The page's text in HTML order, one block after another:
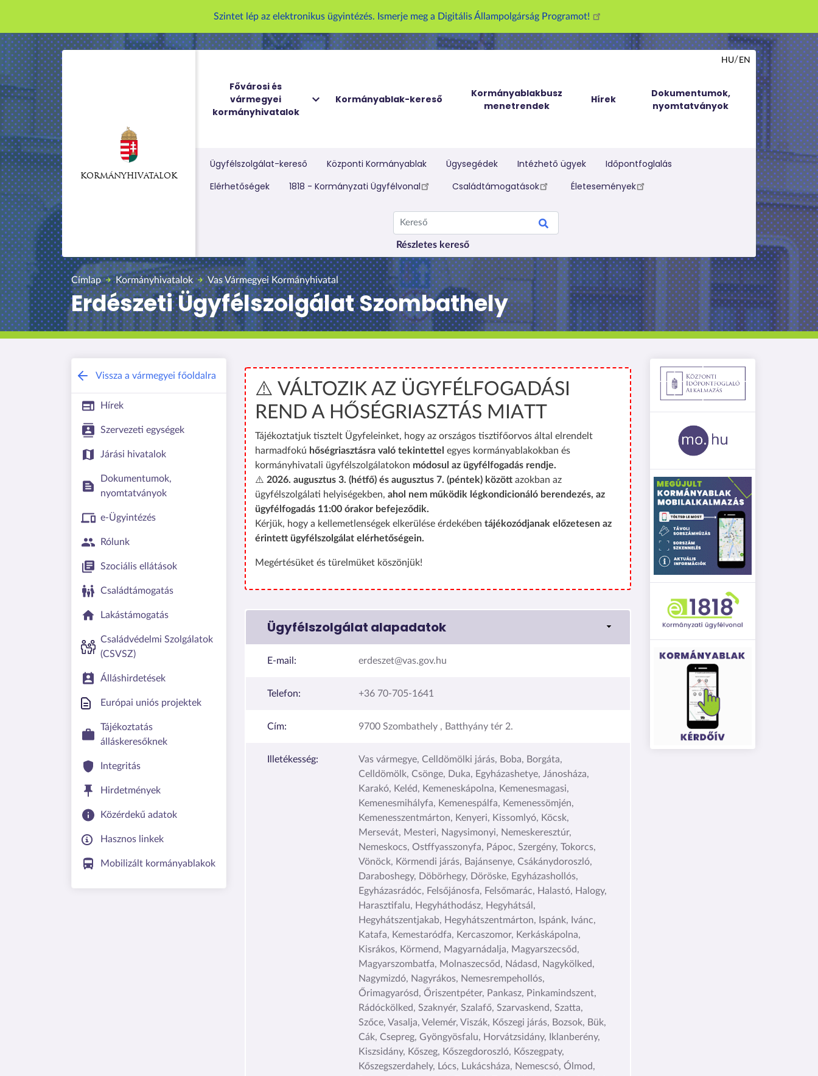
r
t
a
o
r
a
Szintet lép az elektronikus ügyintézés. Ismerje meg a Digitális Állampolgárság Programot!
KORMÁNYHIVATALOK
Fővárosi és
vármegyei
kormányhivatalok
Kormányablak-kereső
Kormányablakbusz
menetrendek
Hírek
Dokumentumok,
nyomtatványok
HU EN
Kereső melletti menü
Ügyfélszolgálat-kereső Központi Kormányablak Ügysegédek Intézhető ügyek
Időpontfoglalás
Elérhetőségek
1818 - Kormányzati Ügyfélvonal Családtámogatások Életesemények
Kereső
Részletes kereső
Címlap Kormányhivatalok Vas Vármegyei Kormányhivatal
Erdészeti Ügyfélszolgálat Szombathely
Vissza a vármegyei főoldalra
Hírek
Szervezeti egységek
Járási hivatalok
Dokumentumok,
nyomtatványok
e-Ügyintézés
Rólunk
Szociális ellátások
Családtámogatás
Lakástámogatás
Családvédelmi Szolgálatok
(CSVSZ)
Álláshirdetések
Európai uniós projektek
Tájékoztatás
álláskeresőknek
Integritás
Hirdetmények
Közérdekű adatok
Hasznos linkek
Mobilizált kormányablakok
⚠️ VÁLTOZIK AZ ÜGYFÉLFOGADÁSI
REND A HŐSÉGRIASZTÁS MIATT
Tájékoztatjuk tisztelt Ügyfeleinket, hogy az országos tisztifőorvos által elrendelt
harmadfokú hőségriasztásra való tekintettel egyes kormányablakokban és
kormányhivatali ügyfélszolgálatokon módosul az ügyfélfogadás rendje.
⚠️ 2026. augusztus 3. (hétfő) és augusztus 7. (péntek) között azokban az
ügyfélszolgálati helyiségekben, ahol nem működik légkondicionáló berendezés, az
ügyfélfogadás 11:00 órakor befejeződik.
Kérjük, hogy a kellemetlenségek elkerülése érdekében tájékozódjanak előzetesen az
érintett ügyfélszolgálat elérhetőségein.
Megértésüket és türelmüket köszönjük!
Ügyfélszolgálat alapadatok
E-mail: erdeszet@vas.gov.hu
Telefon: +36 70-705-1641
Cím: 9700 Szombathely , Batthyány tér 2.
Illetékesség:
Vas vármegye, Celldömölki járás, Boba, Borgáta,
Celldömölk, Csönge, Duka, Egyházashetye, Jánosháza,
Karakó, Keléd, Kemeneskápolna, Kemenesmagasi,
Kemenesmihályfa, Kemenespálfa, Kemenessömjén,
Kemenesszentmárton, Kenyeri, Kissomlyó, Köcsk,
Mersevát, Mesteri, Nagysimonyi, Nemeskeresztúr,
Nemeskocs, Ostffyasszonyfa, Pápoc, Szergény, Tokorcs,
Vönöck, Körmendi járás, Bajánsenye, Csákánydoroszló,
Daraboshegy, Döbörhegy, Döröske, Egyházashollós,
Egyházasrádóc, Felsőjánosfa, Felsőmarác, Halastó, Halogy,
Harasztifalu, Hegyháthodász, Hegyhátsál,
Hegyhátszentjakab, Hegyhátszentmárton, Ispánk, Ivánc,
Katafa, Kemestaródfa, Kercaszomor, Kerkáskápolna,
Kisrákos, Körmend, Magyarnádalja, Magyarszecsőd,
Magyarszombatfa, Molnaszecsőd, Nádasd, Nagykölked,
Nagymizdó, Nagyrákos, Nemesrempehollós,
Őrimagyarósd, Őriszentpéter, Pankasz, Pinkamindszent,
Rádóckölked, Szaknyér, Szalafő, Szarvaskend, Szatta,
Szőce, Vasalja, Velemér, Viszák, Kőszegi járás, Bozsok, Bük,
Cák, Csepreg, Gyöngyösfalu, Horvátzsidány, Iklanberény,
Kiszsidány, Kőszeg, Kőszegdoroszló, Kőszegpaty,
Kőszegszerdahely, Lócs, Lukácsháza, Nemescsó, Ólmod,